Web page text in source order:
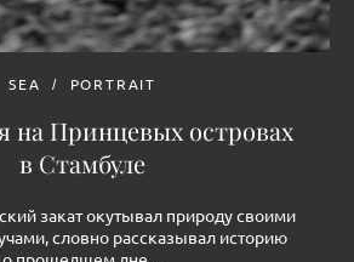
SEA PORTRAIT
на Принцевых островах
в Стамбуле
закат окутывал природу своими
словно рассказывал историю